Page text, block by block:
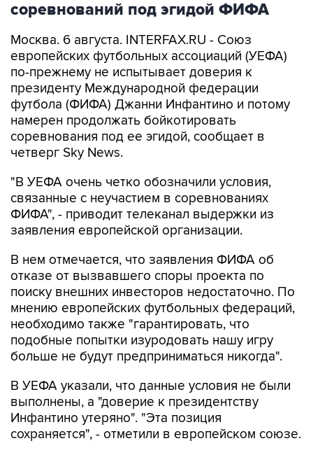
соревнований под эгидой ФИФА
Москва. 6 августа. INTERFAX.RU - Союз
европейских футбольных ассоциаций (УЕФА)
по-прежнему не испытывает доверия к
президенту Международной федерации
футбола (ФИФА) Джанни Инфантино и потому
намерен продолжать бойкотировать
соревнования под ее эгидой, сообщает в
четверг Sky News.
"В УЕФА очень четко обозначили условия,
связанные с неучастием в соревнованиях
ФИФА", - приводит телеканал выдержки из
заявления европейской организации.
В нем отмечается, что заявления ФИФА об
отказе от вызвавшего споры проекта по
поиску внешних инвесторов недостаточно. По
мнению европейских футбольных федераций,
необходимо также "гарантировать, что
подобные попытки изуродовать нашу игру
больше не будут предприниматься никогда".
В УЕФА указали, что данные условия не были
выполнены, а "доверие к президентству
Инфантино утеряно". "Эта позиция
сохраняется", - отметили в европейском союзе.